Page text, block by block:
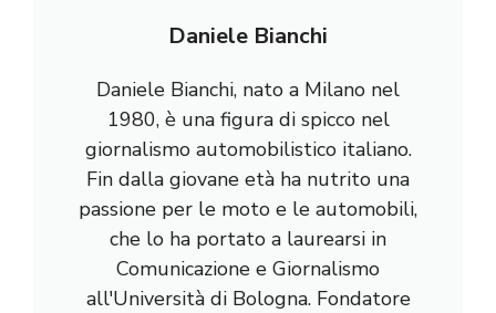
Daniele Bianchi
Daniele Bianchi, nato a Milano nel
1980, è una figura di spicco nel
giornalismo automobilistico italiano.
Fin dalla giovane età ha nutrito una
passione per le moto e le automobili,
che lo ha portato a laurearsi in
Comunicazione e Giornalismo
all'Università di Bologna. Fondatore